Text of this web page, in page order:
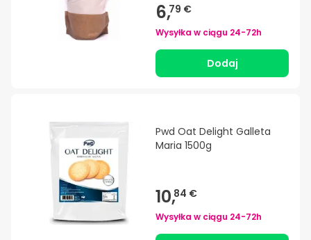
6,79 €
Wysyłka w ciągu 24-72h
Dodaj
Pwd Oat Delight Galleta
Maria 1500g
10,84 €
Wysyłka w ciągu 24-72h